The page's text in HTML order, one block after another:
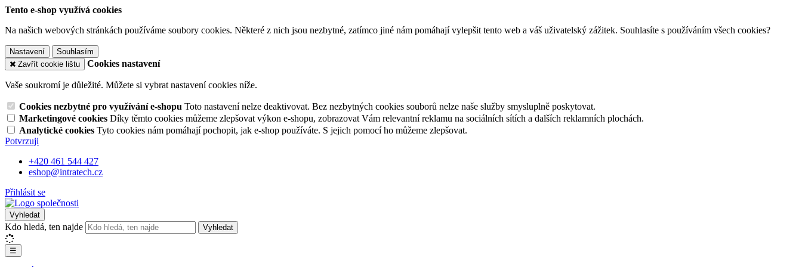
Tento e-shop využívá cookies
Na našich webových stránkách používáme soubory cookies. Některé z nich jsou nezbytné, zatímco jiné nám pomáhají vylepšit tento web a váš uživatelský zážitek. Souhlasíte s používáním všech cookies?
Nastavení
Souhlasím
Zavřít cookie lištu
Cookies nastavení
Vaše soukromí je důležité. Můžete si vybrat nastavení cookies níže.
Cookies nezbytné pro využívání e-shopu Toto nastavení nelze deaktivovat. Bez nezbytných cookies souborů nelze naše služby smysluplně poskytovat.
Marketingové cookies Díky těmto cookies můžeme zlepšovat výkon e-shopu, zobrazovat Vám relevantní reklamu na sociálních sítích a dalších reklamních plochách.
Analytické cookies Tyto cookies nám pomáhají pochopit, jak e-shop používáte. S jejich pomocí ho můžeme zlepšovat.
Potvrzuji
+420 461 544 427
eshop@intratech.cz
Přihlásit se
Vyhledat
Kdo hledá, ten najde Vyhledat
☰